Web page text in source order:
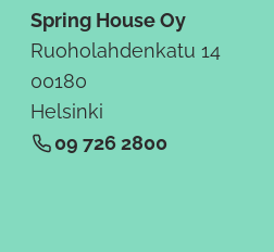
Spring House Oy
Ruoholahdenkatu 14
00180
Helsinki
09 726 2800